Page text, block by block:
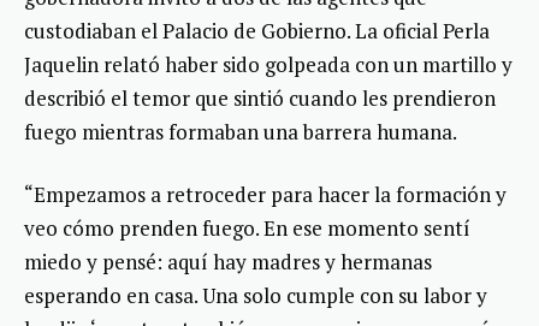
custodiaban el Palacio de Gobierno. La oficial Perla
Jaquelin relató haber sido golpeada con un martillo y
describió el temor que sintió cuando les prendieron
fuego mientras formaban una barrera humana.
“Empezamos a retroceder para hacer la formación y
veo cómo prenden fuego. En ese momento sentí
miedo y pensé: aquí hay madres y hermanas
esperando en casa. Una solo cumple con su labor y